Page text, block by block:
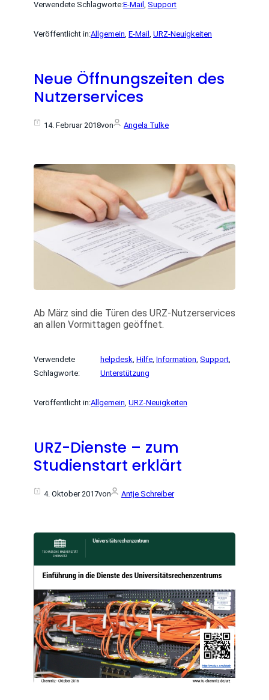
Verwendete Schlagworte:E-Mail Support
Veröffentlicht in:Allgemein E-Mail URZ-Neuigkeiten
Neue Öffnungszeiten des
Nutzerservices
14. Februar 2018von Angela Tulke
Ab März sind die Türen des URZ-Nutzerservices
an allen Vormittagen geöffnet.
Verwendete
Schlagworte:
helpdesk, Hilfe, Information, Support
Unterstützung
Veröffentlicht in:Allgemein, URZ-Neuigkeiten
URZ-Dienste – zum
Studienstart erklärt
4. Oktober 2017von Antje Schreiber